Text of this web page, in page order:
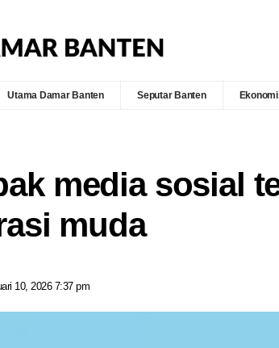
Utama Damar Banten Seputar Banten
media sosial
muda
10, 2026 7:37 pm